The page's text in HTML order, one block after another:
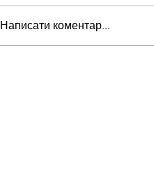
Написати коментар...